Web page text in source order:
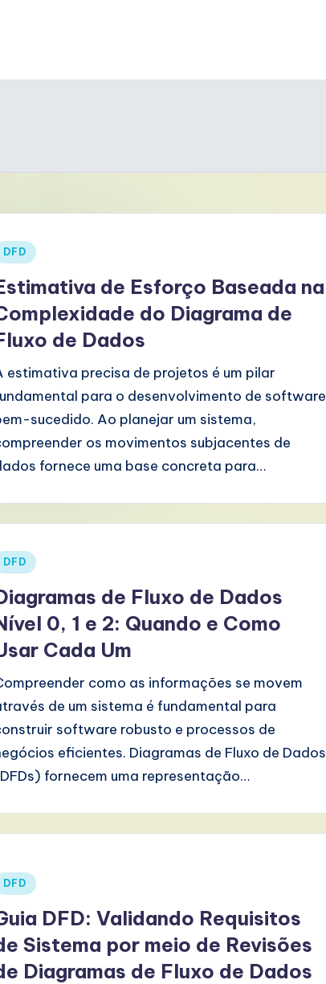
DFD
de Esforço Baseada na
do Diagrama de
de Dados
estimativa precisa de projetos é um pilar
para o desenvolvimento de software
sucedido. Ao planejar um sistema,
os movimentos subjacentes de
fornece uma base concreta para…
DFD
de Fluxo de Dados
0, 1 e 2: Quando e Como
Cada Um
como as informações se movem
de um sistema é fundamental para
software robusto e processos de
eficientes. Diagramas de Fluxo de Dados
fornecem uma representação…
DFD
DFD: Validando Requisitos
Sistema por meio de Revisões
Diagramas de Fluxo de Dados